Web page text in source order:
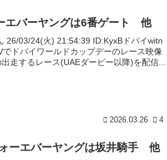
エバーヤングは6番ゲート 他
26/03/24(火) 21:54:39 ID:KyxBドバイwitn
ドバイワールドカップデーのレース映像
走するレース(UAEダービー以降)を配信...
2026.03.26 4
ーエバーヤングは坂井騎手 他